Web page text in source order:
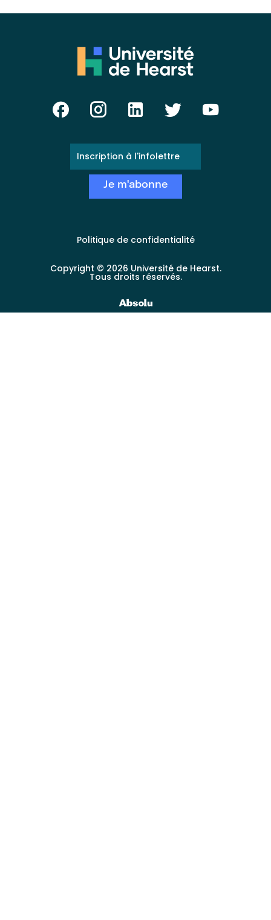
E-
mail
*
Politique de confidentialité
Copyright © 2026 Université de Hearst.
Tous droits réservés.